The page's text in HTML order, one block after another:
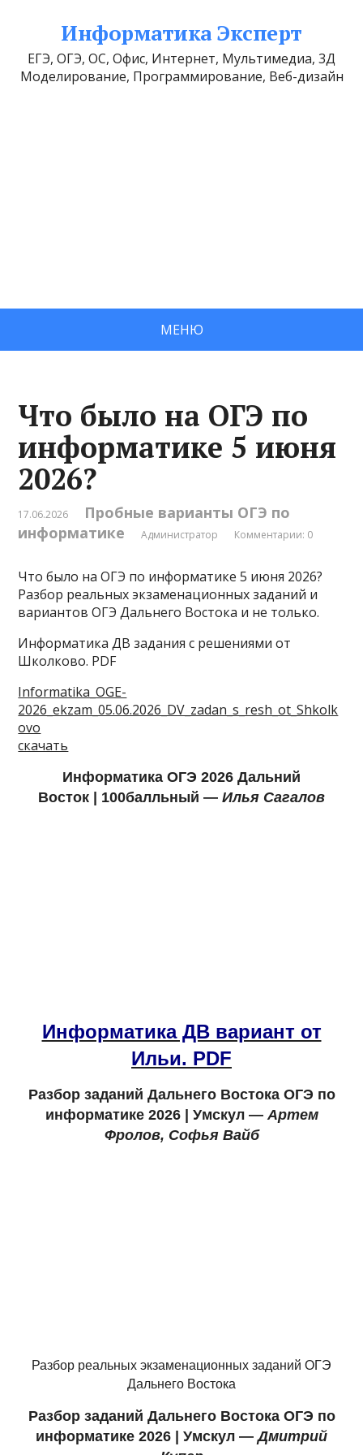
Информатика Эксперт
ЕГЭ, ОГЭ, ОС, Офис, Интернет, Мультимедиа, 3Д
Моделирование, Программирование, Веб-дизайн
МЕНЮ
Что было на ОГЭ по
информатике 5 июня
2026?
17.06.2026
Пробные варианты ОГЭ по
информатике
Администратор Комментарии: 0
Что было на ОГЭ по информатике 5 июня 2026?
Разбор реальных экзаменационных заданий и
вариантов ОГЭ Дальнего Востока и не только.
Информатика ДВ задания с решениями от
Школково. PDF
Informatika_OGE-
2026_ekzam_05.06.2026_DV_zadan_s_resh_ot_Shkolk
ovo
скачать
Информатика ОГЭ 2026 Дальний
Восток
100балльный — Илья Сагалов
Информатика ДВ вариант от
Ильи. PDF
Разбор заданий Дальнего Востока ОГЭ по
информатике 2026 | Умскул —Артем
Фролов, Софья Вайб
Разбор реальных экзаменационных заданий ОГЭ
Дальнего Востока
Разбор заданий Дальнего Востока ОГЭ по
информатике 2026 | Умскул — Дмитрий